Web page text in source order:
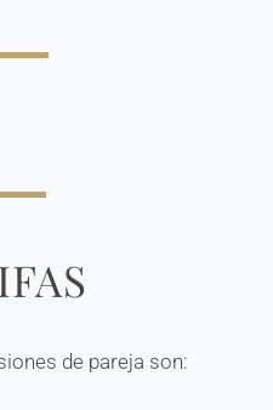
de pareja son: